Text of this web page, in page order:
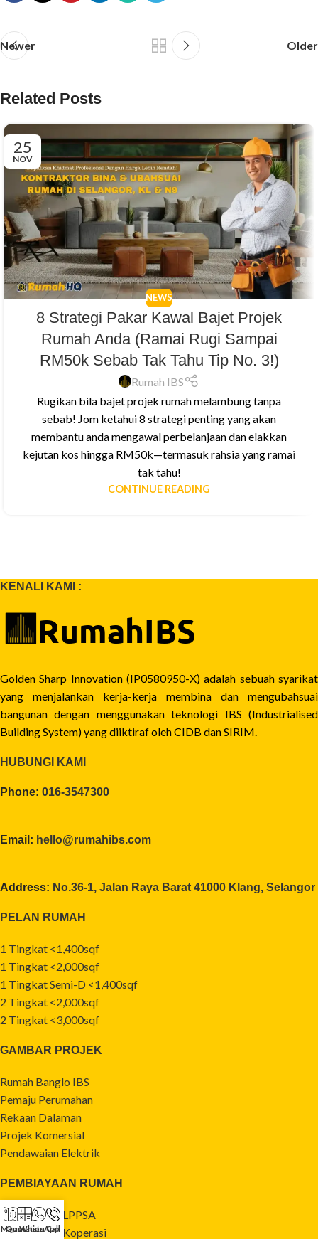
Newer Older
Related Posts
25
NOV
NEWS
8 Strategi Pakar Kawal Bajet Projek
Rumah Anda (Ramai Rugi Sampai
RM50k Sebab Tak Tahu Tip No. 3!)
Rumah IBS
Rugikan bila bajet projek rumah melambung tanpa
sebab! Jom ketahui 8 strategi penting yang akan
membantu anda mengawal perbelanjaan dan elakkan
kejutan kos hingga RM50k—termasuk rahsia yang ramai
tak tahu!
CONTINUE READING
KENALI KAMI :
Golden Sharp Innovation (IP0580950-X) adalah sebuah syarikat
yang menjalankan kerja-kerja membina dan mengubahsuai
bangunan dengan menggunakan teknologi IBS (Industrialised
Building System) yang diiktiraf oleh CIDB dan SIRIM.
HUBUNGI KAMI
Phone: 016-3547300
Email: hello@rumahibs.com
Address: No.36-1, Jalan Raya Barat 41000 Klang, Selangor
PELAN RUMAH
1 Tingkat <1,400sqf
1 Tingkat <2,000sqf
1 Tingkat Semi-D <1,400sqf
2 Tingkat <2,000sqf
2 Tingkat <3,000sqf
GAMBAR PROJEK
Rumah Banglo IBS
Pemaju Perumahan
Rekaan Dalaman
Projek Komersial
Pendawaian Elektrik
PEMBIAYAAN RUMAH
Pembiayaan LPPSA
Pembiayaan Koperasi
Maps
Quotation
WhatsApp
Call